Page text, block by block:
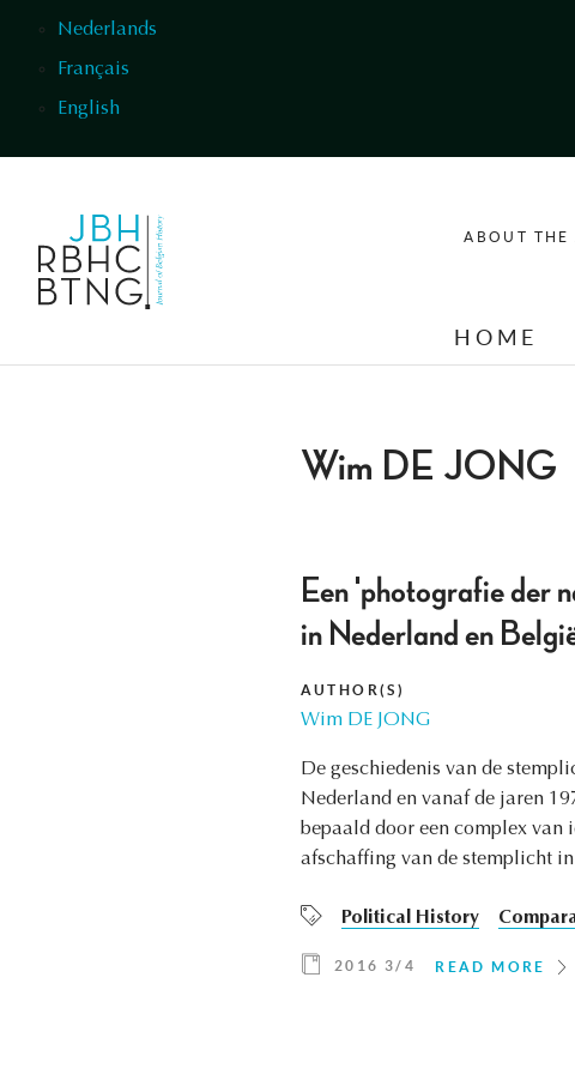
Nederlands
Français
English
ABOUT THE
HOME
Wim DE JONG
Een 'photografie der
in Nederland en
AUTHOR(S)
Wim DE JONG
De geschiedenis van de
Nederland en vanaf de jaren
bepaald door een complex van
afschaffing van de stemplicht
Political History
2016 3/4 READ MORE